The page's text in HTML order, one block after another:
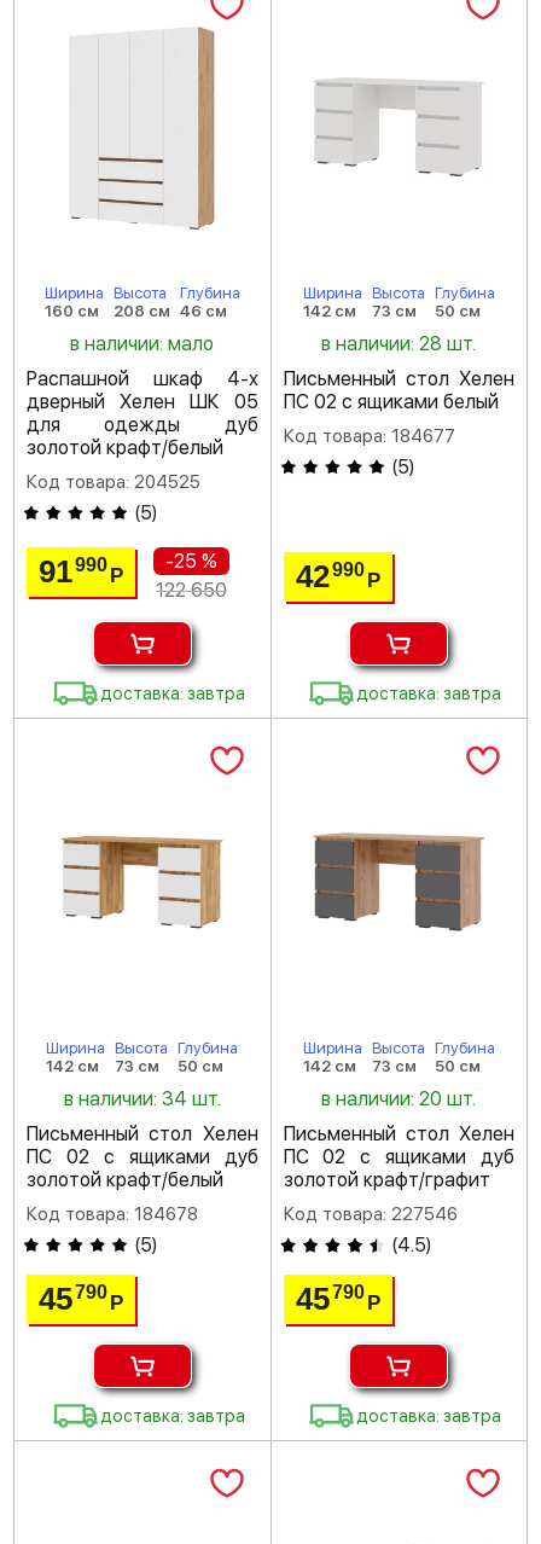
Ширина
160 см
Высота
208 см
Глубина
46 см
в наличии: мало
Распашной шкаф 4-х
дверный Хелен ШК 05
для одежды дуб
золотой крафт/белый
Код товара: 204525
(5)
91990Р
-25 %
122 650
доставка: завтра
Ширина
142 см
Высота
73 см
Глубина
50 см
в наличии: 28 шт.
Письменный стол Хелен
ПС 02 с ящиками белый
Код товара: 184677
(5)
42990 Р
доставка: завтра
Ширина
142 см
Высота
73 см
Глубина
50 см
в наличии: 34 шт.
Письменный стол Хелен
ПС 02 с ящиками дуб
золотой крафт/белый
Код товара: 184678
(5)
45790Р
доставка: завтра
Ширина
142 см
Высота
73 см
Глубина
50 см
в наличии: 20 шт.
Письменный стол Хелен
ПС 02 с ящиками дуб
золотой крафт/графит
Код товара: 227546
(4.5)
45790 Р
доставка: завтра